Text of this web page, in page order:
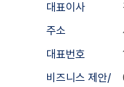
대표이사
주소
대표번호
비즈니스 제안/